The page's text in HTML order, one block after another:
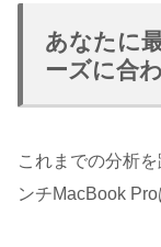
あなたに
ーズに合
これまでの分析
ンチMacBook